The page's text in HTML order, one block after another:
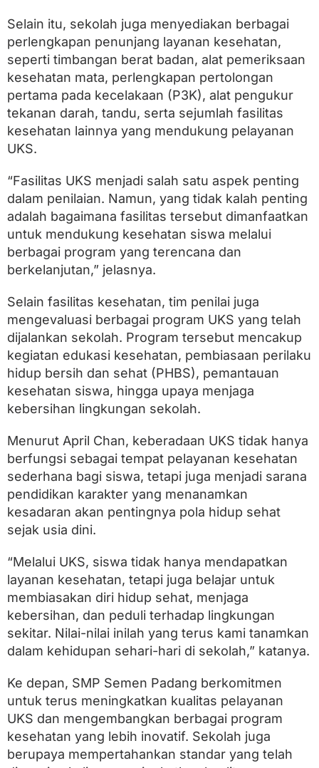
Selain itu, sekolah juga menyediakan berbagai
perlengkapan penunjang layanan kesehatan,
seperti timbangan berat badan, alat pemeriksaan
kesehatan mata, perlengkapan pertolongan
pertama pada kecelakaan (P3K), alat pengukur
tekanan darah, tandu, serta sejumlah fasilitas
kesehatan lainnya yang mendukung pelayanan
UKS.
“Fasilitas UKS menjadi salah satu aspek penting
dalam penilaian. Namun, yang tidak kalah penting
adalah bagaimana fasilitas tersebut dimanfaatkan
untuk mendukung kesehatan siswa melalui
berbagai program yang terencana dan
berkelanjutan,” jelasnya.
Selain fasilitas kesehatan, tim penilai juga
mengevaluasi berbagai program UKS yang telah
dijalankan sekolah. Program tersebut mencakup
kegiatan edukasi kesehatan, pembiasaan perilaku
hidup bersih dan sehat (PHBS), pemantauan
kesehatan siswa, hingga upaya menjaga
kebersihan lingkungan sekolah.
Menurut April Chan, keberadaan UKS tidak hanya
berfungsi sebagai tempat pelayanan kesehatan
sederhana bagi siswa, tetapi juga menjadi sarana
pendidikan karakter yang menanamkan
kesadaran akan pentingnya pola hidup sehat
sejak usia dini.
“Melalui UKS, siswa tidak hanya mendapatkan
layanan kesehatan, tetapi juga belajar untuk
membiasakan diri hidup sehat, menjaga
kebersihan, dan peduli terhadap lingkungan
sekitar. Nilai-nilai inilah yang terus kami tanamkan
dalam kehidupan sehari-hari di sekolah,” katanya.
Ke depan, SMP Semen Padang berkomitmen
untuk terus meningkatkan kualitas pelayanan
UKS dan mengembangkan berbagai program
kesehatan yang lebih inovatif. Sekolah juga
berupaya mempertahankan standar yang telah